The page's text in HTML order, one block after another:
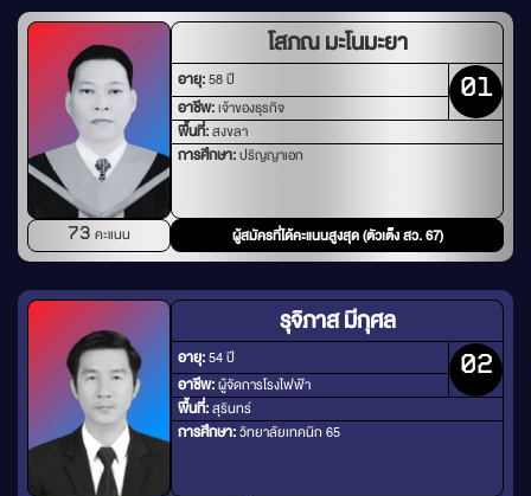
โสภณ มะโนมะยา
อายุ:58 ปี
อาชีพ:เจ้าของธุรกิจ
01
พื้นที่:สงขลา
การศึกษา:ปริญญาเอก
73 คะแนน ผู้สมัครที่ได้คะแนนสูงสุด (ตัวเต็ง สว. 67)
รุจิภาส มีกุศล
อายุ:54 ปี
อาชีพ:ผู้จัดการโรงไฟฟ้า
02
พื้นที่:สุรินทร์
การศึกษา:วิทยาลัยเทคนิก 65